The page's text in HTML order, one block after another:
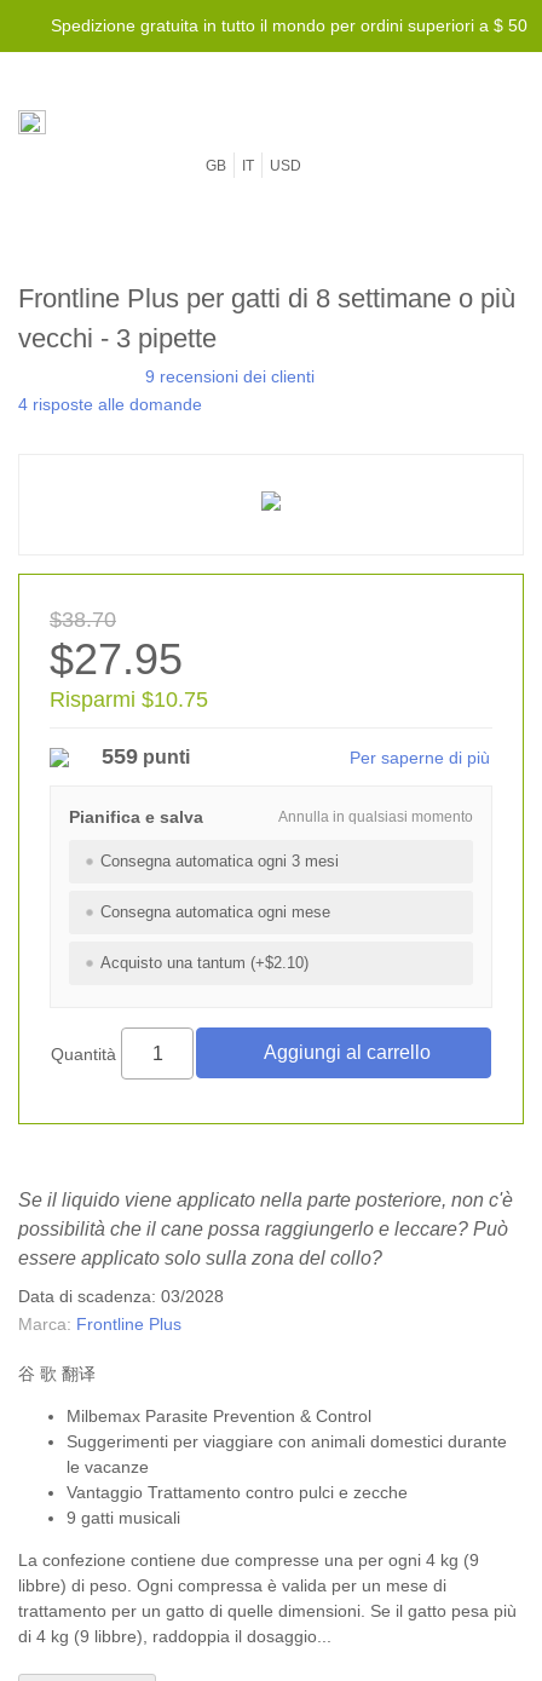
Spedizione gratuita in tutto il mondo per ordini superiori a $ 50
GB IT USD
Frontline Plus per gatti di 8 settimane o più
vecchi - 3 pipette
9 recensioni dei clienti
4 risposte alle domande
$38.70
$27.95
Risparmi $10.75
559 punti Per saperne di più
Annulla in qualsiasi momento
Pianifica e salva
Consegna automatica ogni 3 mesi
Consegna automatica ogni mese
Acquisto una tantum (+$2.10)
Quantità
Se il liquido viene applicato nella parte posteriore, non c'è
possibilità che il cane possa raggiungerlo e leccare? Può
essere applicato solo sulla zona del collo?
Data di scadenza: 03/2028
Marca: Frontline Plus
谷 歌 翻译
Milbemax Parasite Prevention & Control
Suggerimenti per viaggiare con animali domestici durante
le vacanze
Vantaggio Trattamento contro pulci e zecche
9 gatti musicali
La confezione contiene due compresse una per ogni 4 kg (9
libbre) di peso. Ogni compressa è valida per un mese di
trattamento per un gatto di quelle dimensioni. Se il gatto pesa più
di 4 kg (9 libbre), raddoppia il dosaggio...